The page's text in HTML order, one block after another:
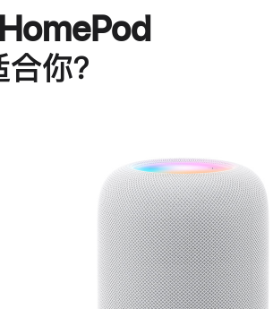
你？
进
一
步
了
解
HomePod<